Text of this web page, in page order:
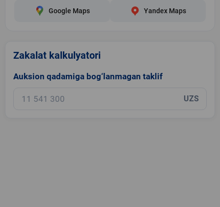
Google Maps Yandex Maps
Zakalat kalkulyatori
Auksion qadamiga bog‘lanmagan taklif
UZS